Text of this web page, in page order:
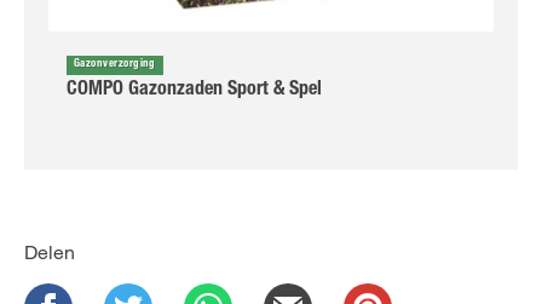
Gazonverzorging
COMPO Gazonzaden Sport & Spel
Delen